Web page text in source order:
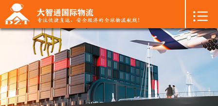
首页
国际空运 +
国际海运 +
国际陆运 +
